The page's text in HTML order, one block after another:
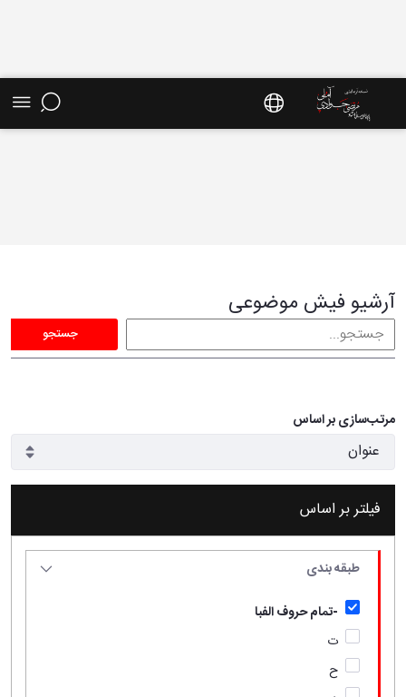
آرشیو فیش موضوعی
جستجو
مرتب‌سازی بر اساس
فیلتر بر اساس
طبقه بندی
-تمام حروف الفبا
ت
ح